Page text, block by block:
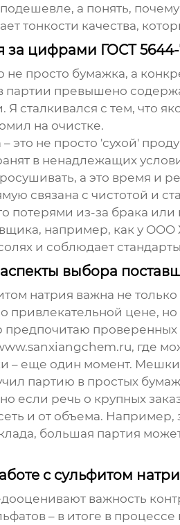
а понять,
тонкости качества,
за цифрами ГОСТ
не просто бумажка, а
превышено
сталкивался с тем, что
на очистке.
это не просто 'сухой'
в ненадлежащих
а это время и
связана с чистотой и
потерями из-за брака
например, как у
и соблюдает
выбора
натрия важна не
привлекательной цене,
предпочитаю проверенных
где
– еще один момент.
партию в простых
если речь о крупных
и от объема. Например,
большая партия
с сульфитом
важность
– в итоге в